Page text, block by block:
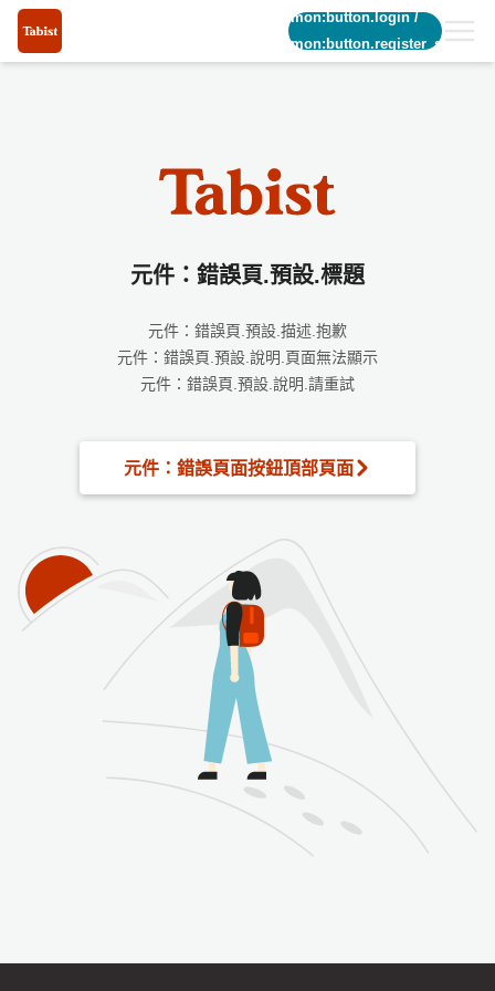
common:button.login/
common:button.register_short
元件：錯誤頁.預設.標題
元件：錯誤頁.預設.描述.抱歉
元件：錯誤頁.預設.說明.頁面無法顯示
元件：錯誤頁.預設.說明.請重試
元件：錯誤頁面按鈕頂部頁面